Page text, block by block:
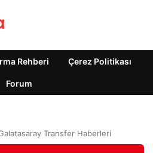
Rehberi Çerez Politikası
Forum
Transfer Haberleri